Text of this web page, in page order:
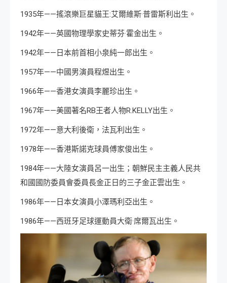
1935年——搖滾樂巨星貓王:艾爾維斯·普雷斯利出生。
1942年——英國物理學家史蒂芬·霍金出生。
1942年——日本前首相小泉純一郎出生。
1957年——中國男演員程煜出生。
1966年——香港女演員李麗珍出生。
1967年——美國著名RB王者人物R.KELLY出生。
1972年——意大利後衛，法瓦利出生。
1978年——香港斯諾克球員傅家俊出生。
1984年——大陸女演員呂一出生；朝鮮民主主義人民共
和國國防委員會委員長金正日的三子金正雲出生。
1986年——日本女演員小澤瑪利亞出生。
1986年——西班牙足球運動員大衛·席爾瓦出生。